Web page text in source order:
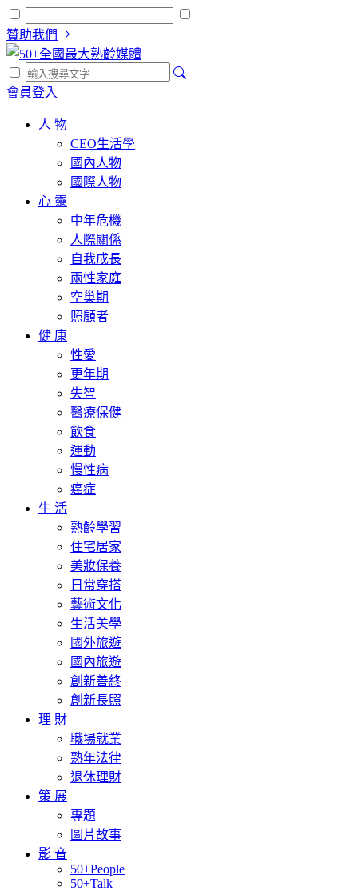
贊助我們
會員登入
人 物
CEO生活學
國內人物
國際人物
心 靈
中年危機
人際關係
自我成長
兩性家庭
空巢期
照顧者
健 康
性愛
更年期
失智
醫療保健
飲食
運動
慢性病
癌症
生 活
熟齡學習
住宅居家
美妝保養
日常穿搭
藝術文化
生活美學
國外旅遊
國內旅遊
創新善終
創新長照
理 財
職場就業
熟年法律
退休理財
策 展
專題
圖片故事
影 音
50+People
50+Talk